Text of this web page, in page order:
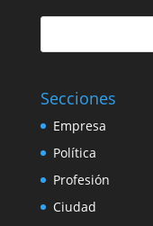
Secciones
Empresa
Política
Profesión
Ciudad